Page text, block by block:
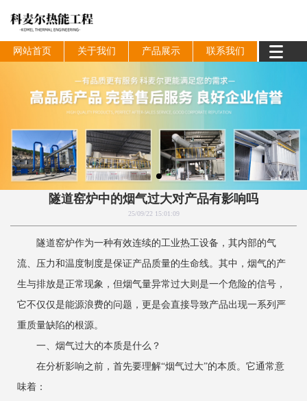
网站首页 关于我们 产品展示 联系我们
隧道窑炉中的烟气过大对产品有影响吗
25/09/22 15:01:09
隧道窑炉作为一种有效连续的工业热工设备，其内部的气
流、压力和温度制度是保证产品质量的生命线。其中，烟气的产
生与排放是正常现象，但烟气量异常过大则是一个危险的信号，
它不仅仅是能源浪费的问题，更是会直接导致产品出现一系列严
重质量缺陷的根源。
一、烟气过大的本质是什么？
在分析影响之前，首先要理解“烟气过大”的本质。它通常意
味着：